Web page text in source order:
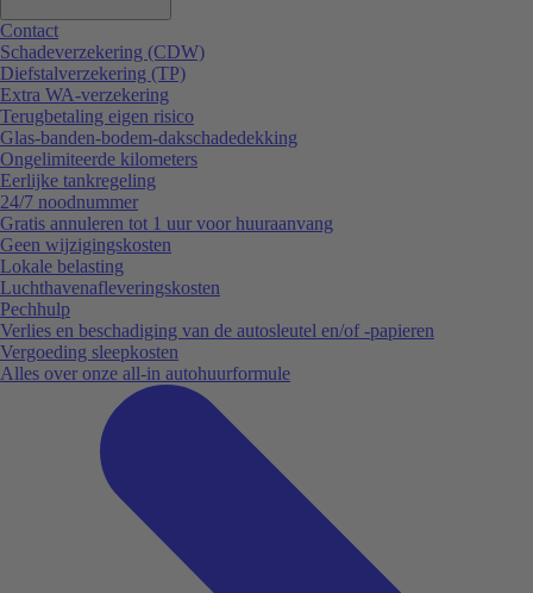
Contact
Schadeverzekering (CDW)
Diefstalverzekering (TP)
Extra WA-verzekering
Terugbetaling eigen risico
Glas-banden-bodem-dakschadedekking
Ongelimiteerde kilometers
Eerlijke tankregeling
24/7 noodnummer
Gratis annuleren tot 1 uur voor huuraanvang
Geen wijzigingskosten
Lokale belasting
Luchthavenafleveringskosten
Pechhulp
Verlies en beschadiging van de autosleutel en/of -papieren
Vergoeding sleepkosten
Alles over onze all-in autohuurformule